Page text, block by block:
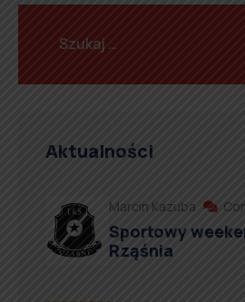
Aktualności
Marcin Kazuba
Sportowy
Rząśnia